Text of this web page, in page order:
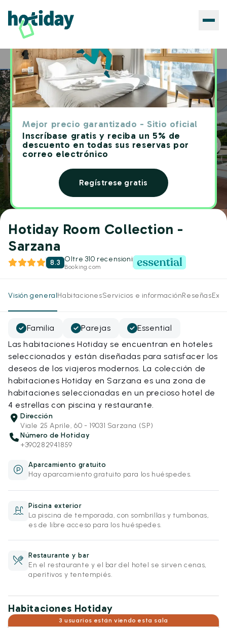
Mejor precio garantizado - Sitio oficial
Inscríbase gratis y reciba un 5% de
descuento en todas sus reservas por
correo electrónico
Regístrese gratis
Home Hoteles Hotiday Room Collection - Sarzana
Hotiday Room Collection -
Sarzana
8.3 Oltre 310 recensioni
Booking.com
Visión generalHabitacionesServicios e informaciónReseñas
Familia Parejas
Essential
Las habitaciones Hotiday se encuentran en hoteles
seleccionados y están diseñadas para satisfacer los
deseos de los viajeros modernos. La colección de
habitaciones Hotiday en Sarzana es una zona de
habitaciones seleccionadas en un precioso hotel de
4 estrellas con piscina y restaurante.
Dirección
Viale 25 Aprile, 60 - 19031 Sarzana (SP)
Número de Hotiday
+390282941859
Aparcamiento gratuito
Hay aparcamiento gratuito para los huéspedes.
Piscina exterior
La piscina de temporada, con sombrillas y tumbonas,
es de libre acceso para los huéspedes.
Restaurante y bar
En el restaurante y el bar del hotel se sirven cenas,
aperitivos y tentempiés.
Habitaciones Hotiday
3 usuarios están viendo esta sala